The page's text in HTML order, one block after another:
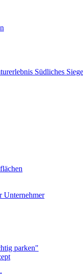
Südliches
Unternehmer
parken"